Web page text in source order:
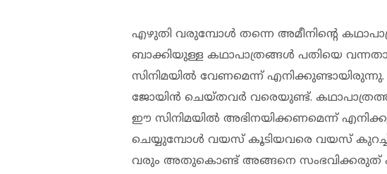
എഴുതി വരുമ്പോൾ തന്നെ അമീനിന്റെ
ബാക്കിയുള്ള കഥാപാത്രങ്ങൾ പതിയെ
സിനിമയിൽ വേണമെന്ന് എനിക്കുണ്ടായിരുന്നു.
ജോയിൻ ചെയ്തവർ വരെയുണ്ട്.
ഈ സിനിമയിൽ അഭിനയിക്കണമെന്ന്
ചെയ്യുമ്പോൾ വയസ് കൂടിയവരെ വയസ് കുറച്ച്
വരും അതുകൊണ്ട് അങ്ങനെ സംഭവിക്കരുത്